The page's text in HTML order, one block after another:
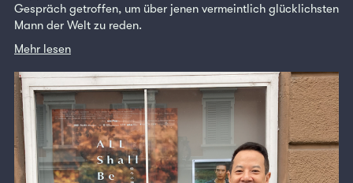
Gespräch getroffen, um über jenen vermeintlich glücklichsten
Mann der Welt zu reden.
Mehr lesen